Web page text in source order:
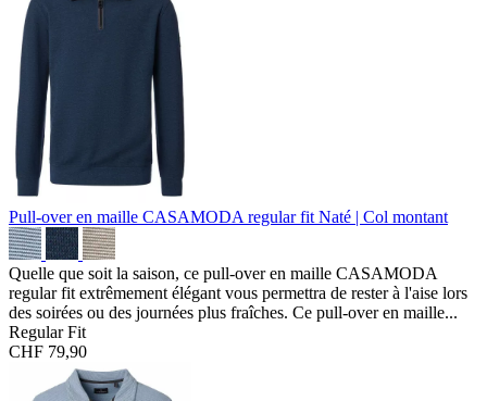
Pull-over en maille CASAMODA regular fit Naté | Col montant
Quelle que soit la saison, ce pull-over en maille CASAMODA
regular fit extrêmement élégant vous permettra de rester à l'aise lors
des soirées ou des journées plus fraîches. Ce pull-over en maille...
Regular Fit
CHF 79,90